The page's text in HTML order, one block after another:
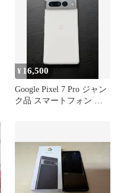
¥ 16,500
Google Pixel 7 Pro ジャン
ク品 スマートフォン 本